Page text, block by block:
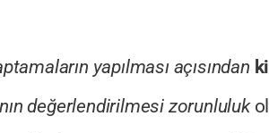
yapılması açısından
değerlendirilmesi zorunluluk